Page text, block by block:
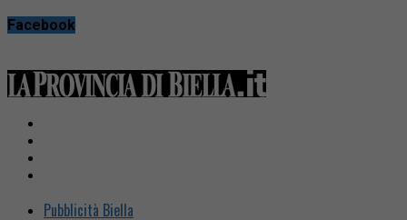
Facebook
Pubblicità Biella